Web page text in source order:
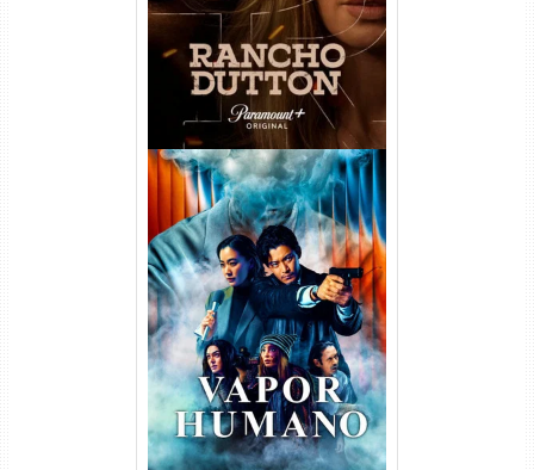
Vapor Humano 1ª Temporada
Torrent (2026) WEB-DL 1080p
Dual Áudio